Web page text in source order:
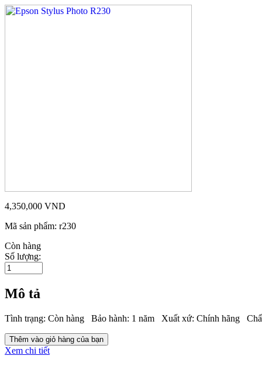
4,350,000 VND
Mã sản phẩm: r230
Còn hàng
Số lượng:
Mô tả
Tình trạng: Còn hàng Bảo hành: 1 năm Xuất xứ: Chính hãng
Xem chi tiết